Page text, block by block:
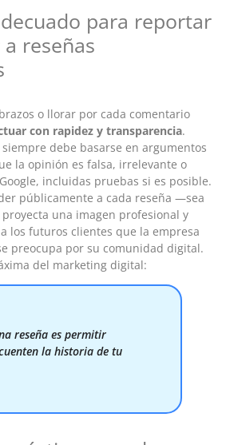
para reportar
reseñas
o llorar por cada comentario
con rapidez y transparencia.
debe basarse en argumentos
la opinión es falsa, irrelevante o
incluidas pruebas si es posible.
públicamente a cada reseña —sea
una imagen profesional y
los futuros clientes que la empresa
preocupa por su comunidad digital.
del marketing digital:
reseña es permitir
la historia de tu